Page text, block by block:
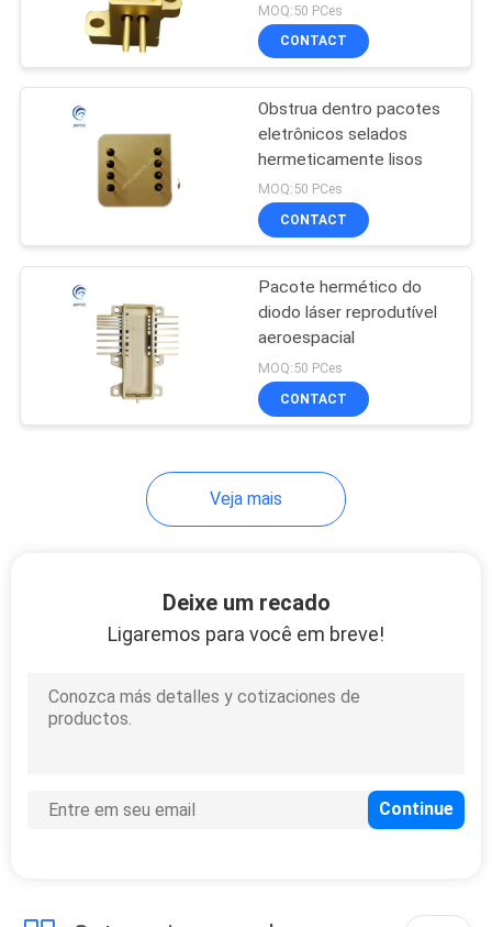
Pacote
infravermelho
hermético do
detector
Pacote TO46
Cristais do laser
MOQ:50 PCes
CONTACT
Obstrua dentro pacotes
eletrônicos selados
hermeticamente lisos
MOQ:50 PCes
CONTACT
Pacote hermético do
diodo láser reprodutível
aeroespacial
MOQ:50 PCes
CONTACT
Veja mais
Deixe um recado
Ligaremos para você em breve!